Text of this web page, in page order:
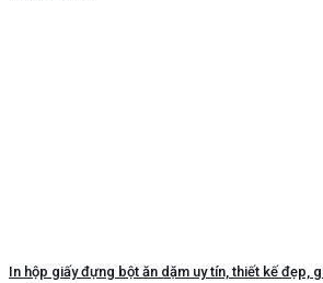
In hộp giấy đựng bột ăn dặm uy tín, thiết kế đẹp,